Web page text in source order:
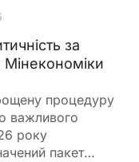
за
процедуру
важливого
року
пакет